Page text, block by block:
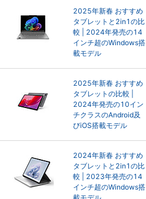
2025年新春 おすすめ
タブレットと2in1の比
較 | 2024年発売の14
インチ超のWindows搭
載モデル
2025年新春 おすすめ
タブレットの比較 |
2024年発売の10イン
チクラスのAndroid及
びiOS搭載モデル
2024年新春 おすすめ
タブレットと2in1の比
較 | 2023年発売の14
インチ超のWindows搭